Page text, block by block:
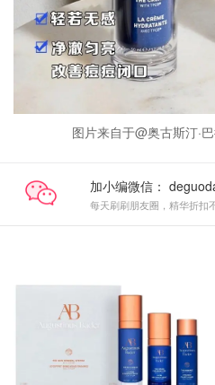
图片来自于@奥古斯汀·
加小编微信：
每天刷刷朋友圈，精华折扣